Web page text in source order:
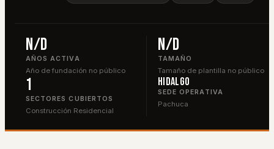
n/d
AÑOS ACTIVA
Año de fundación no público
n/d
TAMAÑO
Tamaño de plantilla no público
1
SECTORES CUBIERTOS
Construcción Residencial
Hidalgo
SEDE OPERATIVA
Pachuca